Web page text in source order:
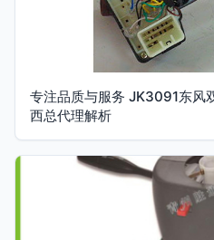
专注品质与服务 JK3091东风
西总代理解析